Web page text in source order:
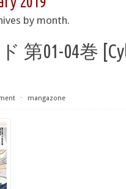
by month.
01-04巻
⋅ mangazone